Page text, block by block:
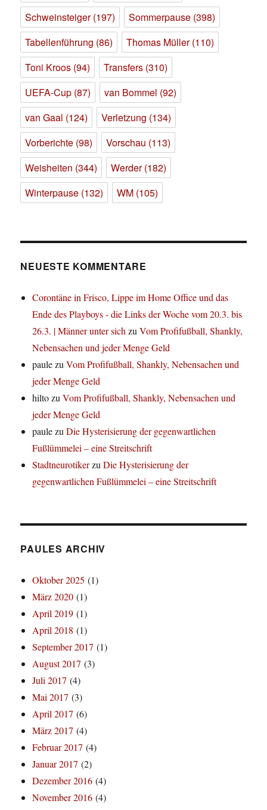
Schweinsteiger(197) Sommerpause (398)
Tabellenführung (86) Thomas Müller(110)
Toni Kroos (94) Transfers (310)
UEFA-Cup (87) van Bommel (92)
van Gaal (124) Verletzung (134)
Vorberichte (98) Vorschau (113)
Weisheiten (344) Werder(182)
Winterpause (132) WM (105)
NEUESTE KOMMENTARE
Corontäne in Frisco, Lippe im Home Office und das
Ende des Playboys - die Links der Woche vom 20.3. bis
26.3. | Männer unter sichzuVom Profifußball, Shankly,
Nebensachen und jeder Menge Geld
paulezuVom Profifußball, Shankly, Nebensachen und
jeder Menge Geld
hiltozuVom Profifußball, Shankly, Nebensachen und
jeder Menge Geld
paulezuDie Hysterisierung der gegenwartlichen
Fußlümmelei – eine Streitschrift
StadtneurotikerzuDie Hysterisierung der
gegenwartlichen Fußlümmelei – eine Streitschrift
PAULES ARCHIV
Oktober 2025 (1)
März 2020 (1)
April 2019 (1)
April 2018 (1)
September 2017 (1)
August 2017 (3)
Juli 2017 (4)
Mai 2017 (3)
April 2017 (6)
März 2017 (4)
Februar 2017 (4)
Januar 2017 (2)
Dezember 2016 (4)
November 2016 (4)